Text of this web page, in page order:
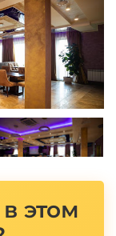
этом